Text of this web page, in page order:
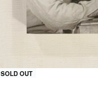
SOLD OUT